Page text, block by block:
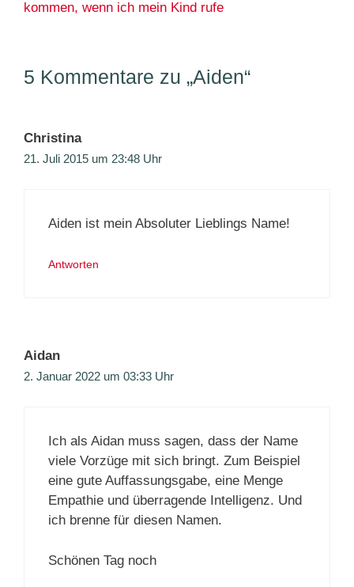
5 Kommentare zu „Aiden“
Christina
21. Juli 2015 um 23:48 Uhr
Aiden ist mein Absoluter Lieblings Name!
Antworten
Aidan
2. Januar 2022 um 03:33 Uhr
Ich als Aidan muss sagen, dass der Name
viele Vorzüge mit sich bringt. Zum Beispiel
eine gute Auffassungsgabe, eine Menge
Empathie und überragende Intelligenz. Und
ich brenne für diesen Namen.
Schönen Tag noch